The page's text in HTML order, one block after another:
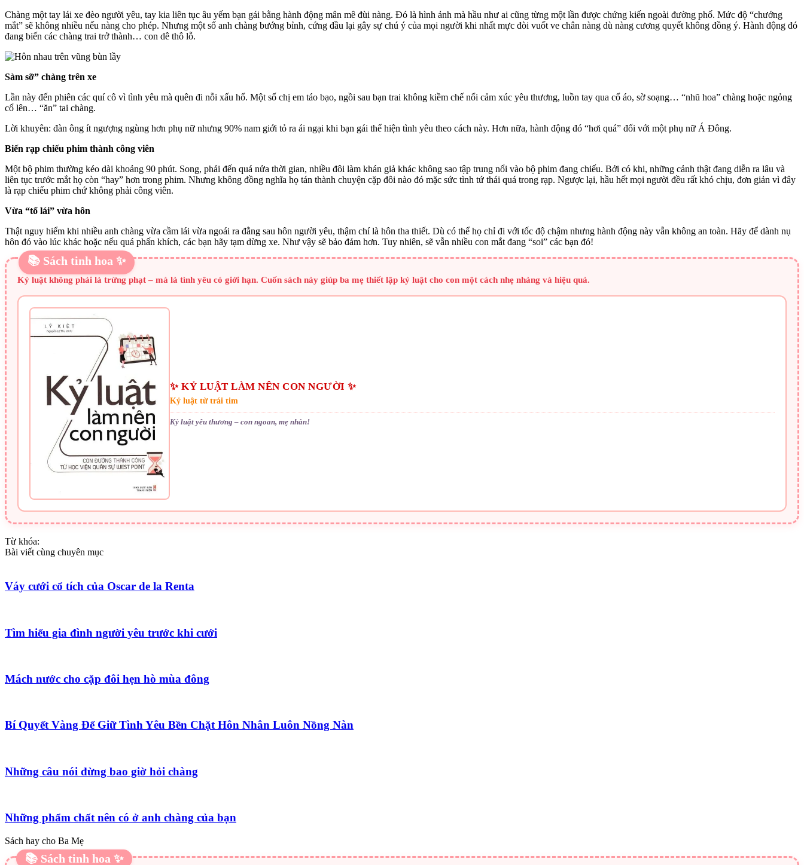
Chàng một tay lái xe đèo người yêu, tay kia liên tục âu yếm bạn gái bằng hành động mân mê đùi nàng. Đó là hình ảnh mà hầu như ai cũng từng một lần được chứng kiến ngoài đường phố. Mức độ “chướng
mắt” sẽ không nhiều nếu nàng cho phép. Nhưng một số anh chàng bướng bỉnh, cứng đầu lại gây sự chú ý của mọi người khi nhất mực đòi vuốt ve chân nàng dù nàng cương quyết không đồng ý. Hành động đó
đang biến các chàng trai trở thành… con dê thô lỗ.
Sàm sỡ” chàng trên xe
Lần này đến phiên các quí cô vì tình yêu mà quên đi nỗi xấu hổ. Một số chị em táo bạo, ngồi sau bạn trai không kiềm chế nổi cảm xúc yêu thương, luồn tay qua cổ áo, sờ soạng… “nhũ hoa” chàng hoặc ngỏng
cổ lên… “ăn” tai chàng.
Lời khuyên: đàn ông ít ngượng ngùng hơn phụ nữ nhưng 90% nam giới tỏ ra ái ngại khi bạn gái thể hiện tình yêu theo cách này. Hơn nữa, hành động đó “hơi quá” đối với một phụ nữ Á Đông.
Biến rạp chiếu phim thành công viên
Một bộ phim thường kéo dài khoảng 90 phút. Song, phải đến quá nửa thời gian, nhiều đôi làm khán giả khác không sao tập trung nổi vào bộ phim đang chiếu. Bởi có khi, những cảnh thật đang diễn ra lâu và
liên tục trước mắt họ còn “hay” hơn trong phim. Nhưng không đồng nghĩa họ tán thành chuyện cặp đôi nào đó mặc sức tình tứ thái quá trong rạp. Ngược lại, hầu hết mọi người đều rất khó chịu, đơn giản vì đây
là rạp chiếu phim chứ không phải công viên.
Vừa “tổ lái” vừa hôn
Thật nguy hiểm khi nhiều anh chàng vừa cầm lái vừa ngoái ra đằng sau hôn người yêu, thậm chí là hôn tha thiết. Dù có thể họ chỉ đi với tốc độ chậm nhưng hành động này vẫn không an toàn. Hãy để dành nụ
hôn đó vào lúc khác hoặc nếu quá phấn khích, các bạn hãy tạm dừng xe. Như vậy sẽ bảo đảm hơn. Tuy nhiên, sẽ vẫn nhiều con mắt đang “soi” các bạn đó!
📚 Sách tinh hoa ✨
Kỷ luật không phải là trừng phạt – mà là tình yêu có giới hạn. Cuốn sách này giúp ba mẹ thiết lập kỷ luật cho con một cách nhẹ nhàng và hiệu quả.
✨ KỶ LUẬT LÀM NÊN CON NGƯỜI ✨
Kỷ luật từ trái tim
Kỷ luật yêu thương – con ngoan, mẹ nhàn!
Từ khóa:
Bài viết cùng chuyên mục
Váy cưới cổ tích của Oscar de la Renta
Tìm hiểu gia đình người yêu trước khi cưới
Mách nước cho cặp đôi hẹn hò mùa đông
Bí Quyết Vàng Để Giữ Tình Yêu Bền Chặt Hôn Nhân Luôn Nồng Nàn
Những câu nói đừng bao giờ hỏi chàng
Những phẩm chất nên có ở anh chàng của bạn
Sách hay cho Ba Mẹ
📚 Sách tinh hoa ✨